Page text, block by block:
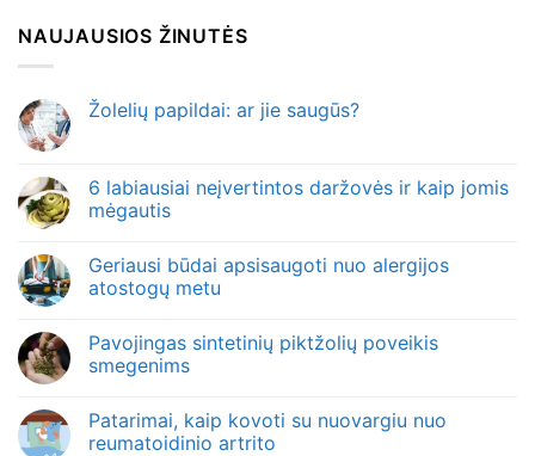
NAUJAUSIOS ŽINUTĖS
Žolelių papildai: ar jie saugūs?
6 labiausiai neįvertintos daržovės ir kaip jomis
mėgautis
Geriausi būdai apsisaugoti nuo alergijos
atostogų metu
Pavojingas sintetinių piktžolių poveikis
smegenims
Patarimai, kaip kovoti su nuovargiu nuo
reumatoidinio artrito